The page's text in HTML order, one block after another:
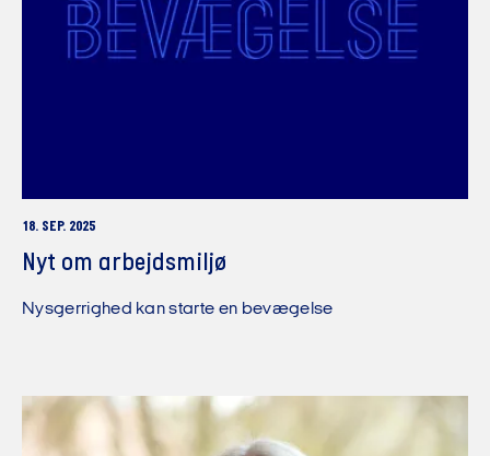
18. SEP. 2025
Nyt om arbejdsmiljø
Nysgerrighed kan starte en bevægelse